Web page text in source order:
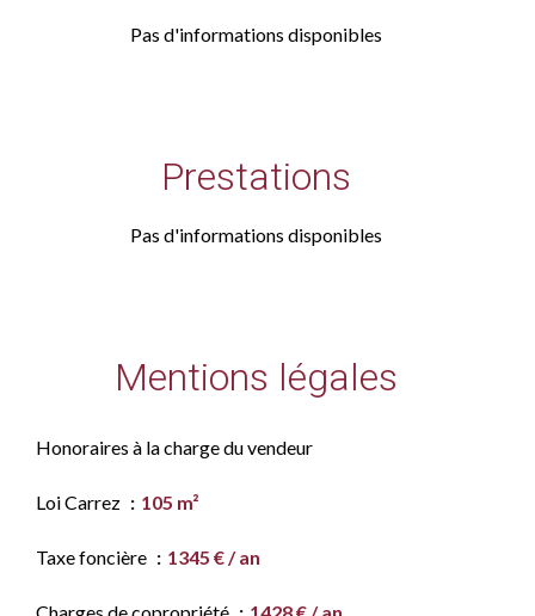
Pas d'informations disponibles
Prestations
Pas d'informations disponibles
Mentions légales
Honoraires à la charge du vendeur
Loi Carrez 105 m²
Taxe foncière 1345 € / an